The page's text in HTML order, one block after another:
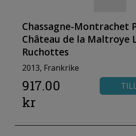
Chassagne-Montrachet
Château de la Maltroye
Ruchottes
2013, Frankrike
917.00
kr